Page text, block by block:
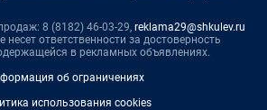
8 (8182) 46-03-29, reklama29@shkulev.ru
несет ответственности за достоверность
в рекламных объявлениях.
об ограничениях
использования cookies